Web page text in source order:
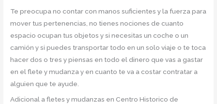
Te preocupa no contar con manos suficientes y la fuerza para
mover tus pertenencias, no tienes nociones de cuanto
espacio ocupan tus objetos y si necesitas un coche o un
camión y si puedes transportar todo en un solo viaje o te toca
hacer dos o tres y piensas en todo el dinero que vas a gastar
en el flete y mudanza y en cuanto te va a costar contratar a
alguien que te ayude.
Adicional a fletes y mudanzas en Centro Historico de